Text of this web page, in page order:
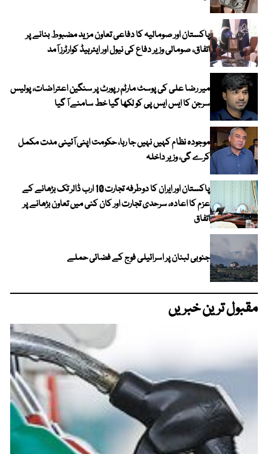
پاکستان اور صومالیہ کا دفاعی تعاون مزید مضبوط بنانے پر
اتفاق، صومالی وزیر دفاع کی نیول اور ایئرہیڈ کوارٹرز آمد
میر رضا علی کی پوسٹ مارٹم رپورٹ پر سنگین اعتراضات، پولیس
سرجن کا ایس ایس پی کو لکھا گیا خط سامنے آ گیا
موجودہ نظام کہیں نہیں جا رہا، حکومت اپنی آئینی مدت مکمل
کرے گی، وزیر داخلہ
پاکستان اور ایران کا دوطرفہ تجارت 10 ارب ڈالر تک بڑھانے کے
عزم کا اعادہ، سرحدی تجارت اور کان کنی میں تعاون بڑھانے پر
اتفاق
جنوبی لبنان پر اسرائیلی فوج کے فضائی حملے
مقبول ترین خبریں